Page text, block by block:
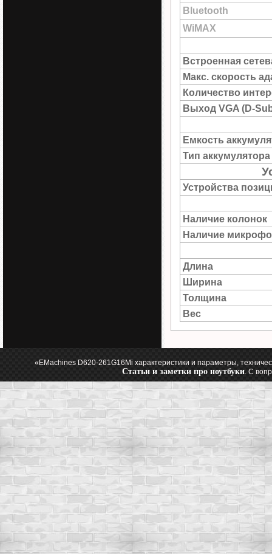
Bluetooth
WiMAX
Встроенная
Макс. скорость
Количество
Выход VGA (D-
Емкость
Тип аккумулятора
Устройства
Наличие колонок
Наличие
Длина
Ширина
Толщина
Вес
«EMachines D620-261G16Mi характеристики и параметры,
Статьи и заметки про ноутбуки. С